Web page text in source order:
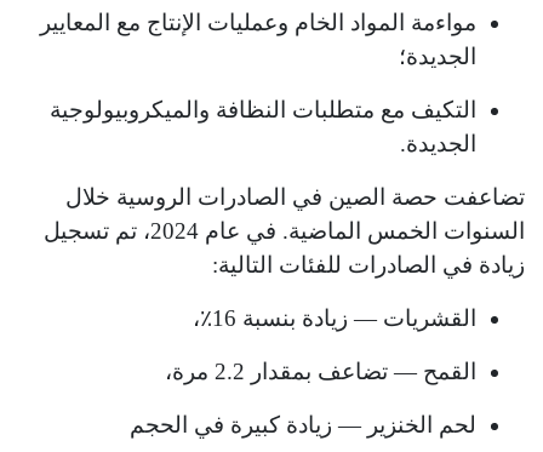
مواءمة المواد الخام وعمليات الإنتاج مع المعايير
الجديدة؛
التكيف مع متطلبات النظافة والميكروبيولوجية
الجديدة.
تضاعفت حصة الصين في الصادرات الروسية خلال
السنوات الخمس الماضية. في عام 2024، تم تسجيل
زيادة في الصادرات للفئات التالية:
القشريات — زيادة بنسبة 16٪،
القمح — تضاعف بمقدار 2.2 مرة،
لحم الخنزير — زيادة كبيرة في الحجم